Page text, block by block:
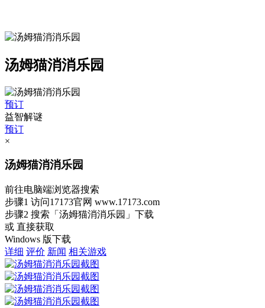
汤姆猫消消乐园
预订
益智解谜
预订
×
汤姆猫消消乐园
前往电脑端浏览器搜索
步骤1 访问17173官网 www.17173.com
步骤2 搜索 「汤姆猫消消乐园」 下载
或 直接获取
Windows 版下载
详细 评价 新闻 相关游戏